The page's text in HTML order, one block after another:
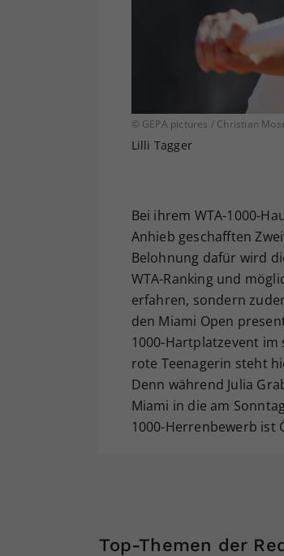
© GEPA pictures / Christian
Lilli Tagger
Bei ihrem WTA-1000-
Anhieb geschafften
Belohnung dafür wird
WTA-Ranking und
erfahren, sondern
den Miami Open
1000-Hartplatzevent
rote Teenagerin steht
Denn während Julia
Miami in die am
1000-Herrenbewerb ist
Top-Themen der